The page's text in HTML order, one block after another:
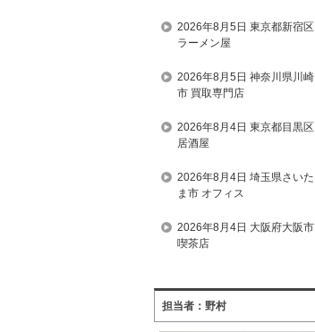
2026年8月5日 東京都新宿区
ラーメン屋
2026年8月5日 神奈川県川崎
市 買取専門店
2026年8月4日 東京都目黒区
居酒屋
2026年8月4日 埼玉県さいた
ま市 オフィス
2026年8月4日 大阪府大阪市
喫茶店
担当者：野村